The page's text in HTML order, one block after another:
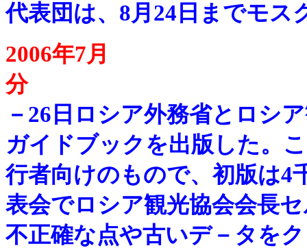
代表団は、8月24日までモス
2006年7月
－ 26日ロシア外務省とロシ
ガイドブックを出版した。
行者向けのもので、初版は4
表会でロシア観光協会会長
不正確な点や古いデ－タを